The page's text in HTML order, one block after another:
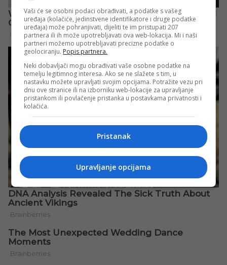
Vaši će se osobni podaci obrađivati, a podatke s vašeg
uređaja (kolačiće, jedinstvene identifikatore i druge podatke
uređaja) može pohranjivati, dijeliti te im pristupati 207
partnera ili ih može upotrebljavati ova web-lokacija. Mi i naši
partneri možemo upotrebljavati precizne podatke o
geolociranju. Popis partnera.
Neki dobavljači mogu obrađivati vaše osobne podatke na
temelju legitimnog interesa. Ako se ne slažete s tim, u
nastavku možete upravljati svojim opcijama. Potražite vezu pri
dnu ove stranice ili na izborniku web-lokacije za upravljanje
pristankom ili povlačenje pristanka u postavkama privatnosti i
kolačića.
Pristanak
Upravljanje opcijama